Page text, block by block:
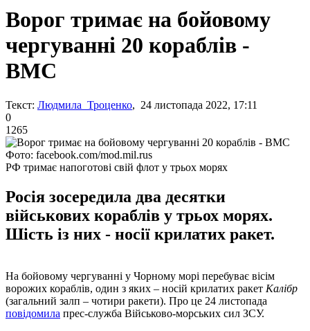
Ворог тримає на бойовому
чергуванні 20 кораблів -
ВМС
Текст: Людмила Троценко, 24 листопада 2022, 17:11
0
1265
Фото: facebook.com/mod.mil.rus
РФ тримає напоготові свій флот у трьох морях
Росія зосередила два десятки
військових кораблів у трьох морях.
Шість із них - носії крилатих ракет.
На бойовому чергуванні у Чорному морі перебуває вісім
ворожих кораблів, один з яких – носій крилатих ракет Калібр
(загальний залп – чотири ракети). Про це 24 листопада
повідомила прес-служба Військово-морських сил ЗСУ.